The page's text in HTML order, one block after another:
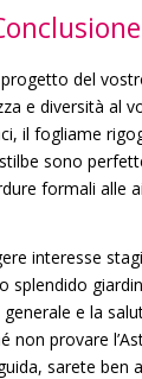
progetto del
e diversità al
il fogliame
sono
formali alle
interesse
e la
non provare
sarete ben